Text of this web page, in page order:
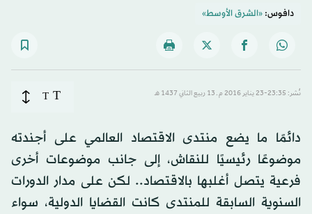
دافوس:«الشرق الأوسط»
نُشر: 23:35-23 يناير 2016 م ـ 13 ربيع الثاني 1437 هـ T
T
دائمًا ما يضع منتدى الاقتصاد العالمي على أجندته
موضوعًا رئيسيًا للنقاش، إلى جانب موضوعات أخرى
فرعية يتصل أغلبها بالاقتصاد.. لكن على مدار الدورات
السنوية السابقة للمنتدى كانت القضايا الدولية، سواء